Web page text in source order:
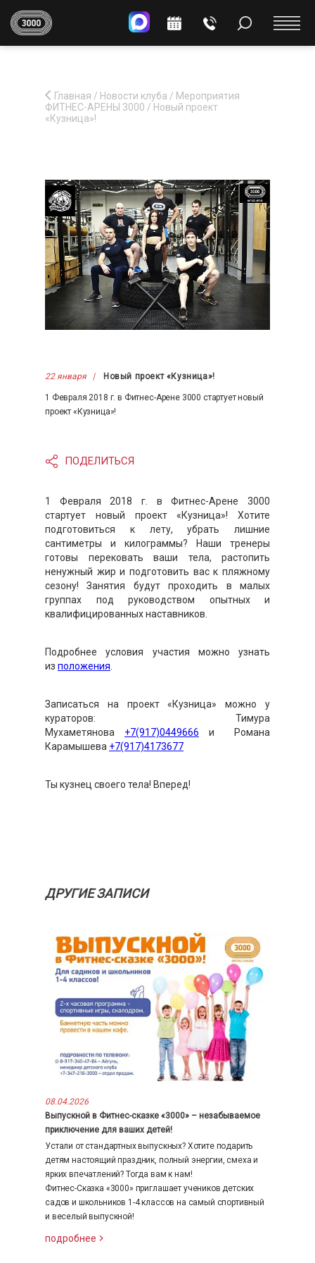
Главная / Новости клуба / Мероприятия
ФИТНЕС-АРЕНЫ 3000 / Новый проект
«Кузница»!
22 января Новый проект «Кузница»!
1 Февраля 2018 г. в Фитнес-Арене 3000 стартует новый
проект «Кузница»!
ПОДЕЛИТЬСЯ
1 Февраля 2018 г. в Фитнес-Арене 3000
стартует новый проект «Кузница»! Хотите
подготовиться к лету, убрать лишние
сантиметры и килограммы? Наши тренеры
готовы перековать ваши тела, растопить
ненужный жир и подготовить вас к пляжному
сезону! Занятия будут проходить в малых
группах под руководством опытных и
квалифицированных наставников.
Подробнее условия участия можно узнать
из положения.
Записаться на проект «Кузница» можно у
кураторов: Тимура
Мухаметянова +7(917)0449666 и Романа
Карамышева +7(917)4173677
Ты кузнец своего тела! Вперед!
ДРУГИЕ ЗАПИСИ
08.04.2026
Выпускной в Фитнес-сказке «3000» – незабываемое
приключение для ваших детей!
Устали от стандартных выпускных? Хотите подарить
детям настоящий праздник, полный энергии, смеха и
ярких впечатлений? Тогда вам к нам!
Фитнес-Сказка «3000» приглашает учеников детских
садов и школьников 1-4 классов на самый спортивный
и веселый выпускной!
подробнее